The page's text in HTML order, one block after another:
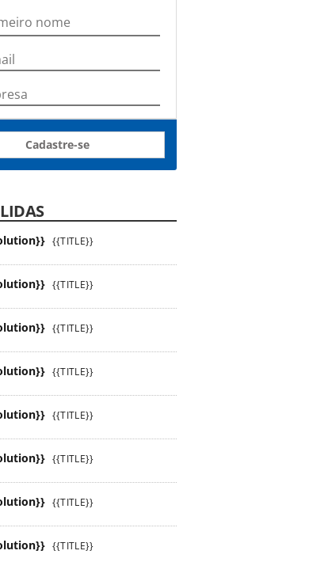
Cadastre-se
{{TITLE}}
{{TITLE}}
{{TITLE}}
{{TITLE}}
{{TITLE}}
{{TITLE}}
{{TITLE}}
{{TITLE}}